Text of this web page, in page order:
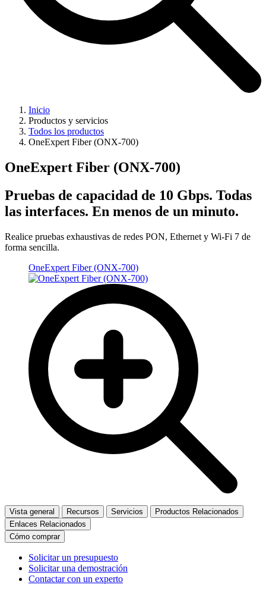
Inicio
Productos y servicios
Todos los productos
OneExpert Fiber (ONX-700)
OneExpert Fiber (ONX-700)
Pruebas de capacidad de 10 Gbps. Todas
las interfaces. En menos de un minuto.
Realice pruebas exhaustivas de redes PON, Ethernet y Wi-Fi 7 de
forma sencilla.
OneExpert Fiber (ONX-700)
Vista general Recursos Servicios
Productos Relacionados
Enlaces Relacionados
Cómo comprar
Solicitar un presupuesto
Solicitar una demostración
Contactar con un experto